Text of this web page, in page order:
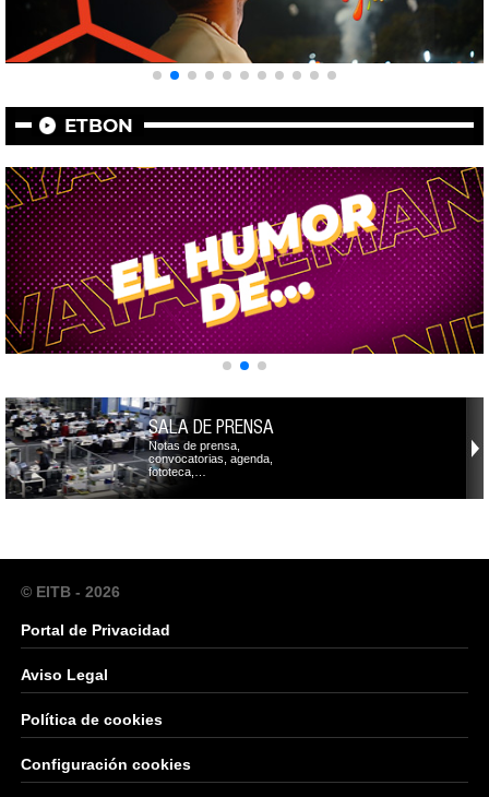
ETBON
SALA DE PRENSA
Notas de prensa,
convocatorias, agenda,
fototeca,…
© EITB - 2026
Portal de Privacidad
Aviso Legal
Política de cookies
Configuración cookies